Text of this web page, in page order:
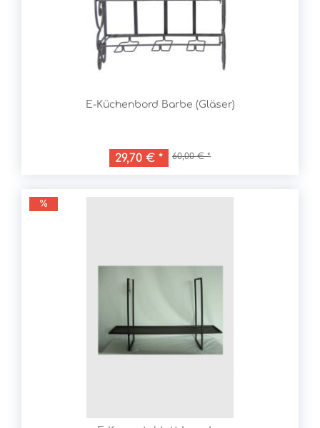
E-Küchenbord Barbe (Gläser)
60,00 € *
29,70 € *